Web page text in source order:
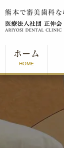
ホーム
HOME